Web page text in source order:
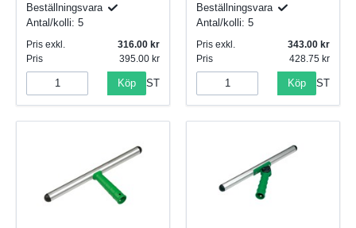
Beställningsvara
Antal/kolli: 5
Pris exkl.
316.00
Pris
395.00
Köp ST
Beställningsvara
Antal/kolli: 5
Pris exkl.
343.00
Pris
428.75
Köp ST